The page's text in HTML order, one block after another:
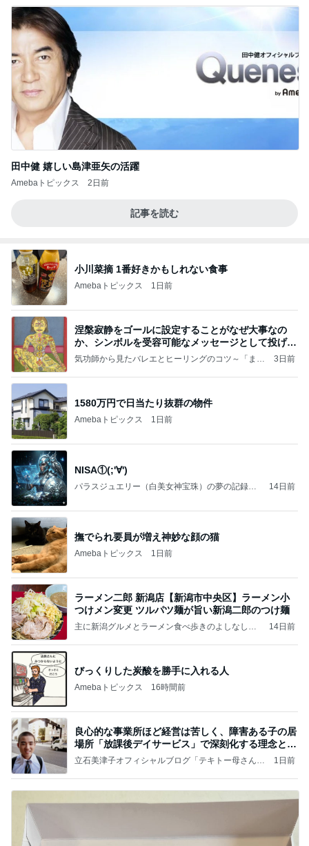
田中健 嬉しい島津亜矢の活躍
Amebaトピックス 2日前
記事を読む
小川菜摘 1番好きかもしれない食事
Amebaトピックス 1日前
涅槃寂静をゴールに設定することがなぜ大事なの
か、シンボルを受容可能なメッセージとして投げる
ことが
気功師から見たバレエとヒーリングのコツ～「まと
3日前
1580万円で日当たり抜群の物件
Amebaトピックス 1日前
NISA①(;'∀')
パラスジュエリー（白美女神宝珠）の夢の記録
14日前
撫でられ要員が増え神妙な顔の猫
Amebaトピックス 1日前
ラーメン二郎 新潟店【新潟市中央区】ラーメン小
つけメン変更 ツルパツ麺が旨い新潟二郎のつけ麺
主に新潟グルメとラーメン食べ歩きのよしなしご
14日前
びっくりした炭酸を勝手に入れる人
Amebaトピックス 16時間前
良心的な事業所ほど経営は苦しく、障害ある子の居
場所「放課後デイサービス」で深刻化する理念と現
実の
立石美津子オフィシャルブログ「テキトー母さんの
1日前